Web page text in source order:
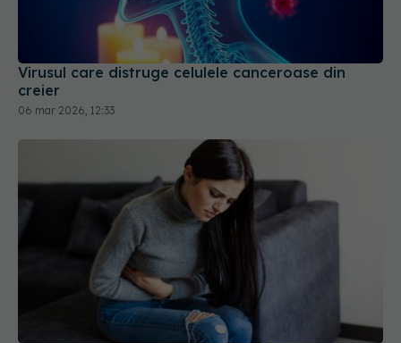
Virusul care distruge celulele canceroase din
creier
06 mar 2026, 12:33